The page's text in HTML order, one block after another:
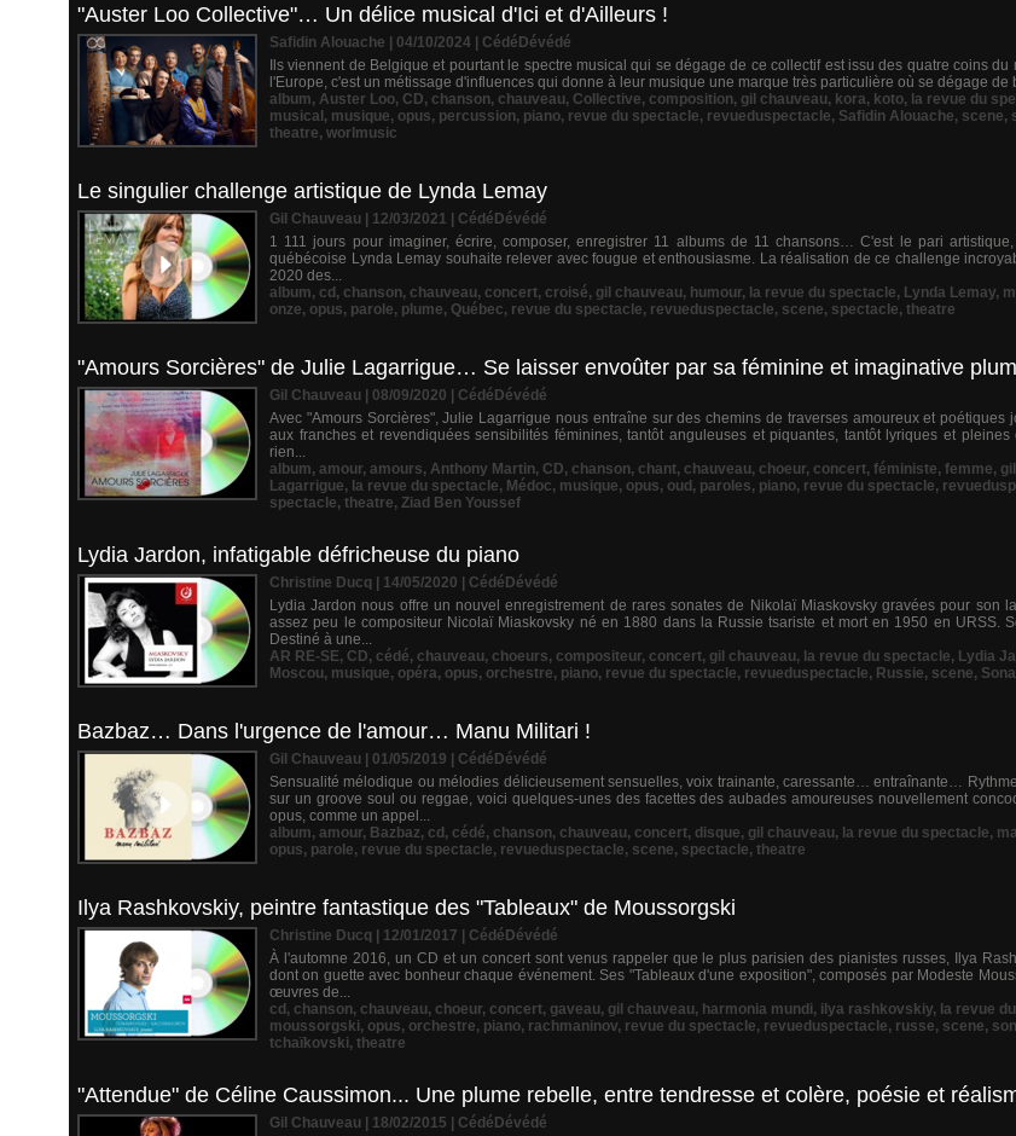
"Auster Loo Collective"… Un délice musical d'Ici et d'Ailleurs !
Safidin Alouache | 04/10/2024
CédéDévédé
Ils viennent de Belgique et pourtant le spectre musical qui se dégage de ce collectif est issu des quatre coins
l'Europe, c'est un métissage d'influences qui donne à leur musique une marque très particulière où se dégage
album, Auster Loo, CD, chanson, chauveau, Collective, composition, gil chauveau, kora, koto, la revue du
musical , musique, opus, percussion, piano, revue du spectacle, revueduspectacle, Safidin Alouache, scene,
theatre, worlmusic
Le singulier challenge artistique de Lynda Lemay
Gil Chauveau | 12/03/2021
CédéDévédé
1 111 jours pour imaginer, écrire, composer, enregistrer 11 albums de 11 chansons… C'est le pari
québécoise Lynda Lemay souhaite relever avec fougue et enthousiasme. La réalisation de ce challenge
2020 des...
album, cd , chanson, chauveau, concert, croisé, gil chauveau, humour, la revue du spectacle, Lynda Lemay,
onze, opus, parole, plume, Québec, revue du spectacle, revueduspectacle, scene, spectacle, theatre
"Amours Sorcières" de Julie Lagarrigue… Se laisser envoûter par sa féminine et imaginative
Gil Chauveau | 08/09/2020
CédéDévédé
Avec "Amours Sorcières", Julie Lagarrigue nous entraîne sur des chemins de traverses amoureux et poétiques
aux franches et revendiquées sensibilités féminines, tantôt anguleuses et piquantes, tantôt lyriques et
rien...
album, amour, amours, Anthony Martin, CD, chanson, chant, chauveau, choeur, concert, féministe, femme,
Lagarrigue, la revue du spectacle, Médoc, musique, opus, oud , paroles, piano, revue du spectacle,
spectacle, theatre, Ziad Ben Youssef
Lydia Jardon, infatigable défricheuse du piano
Christine Ducq | 14/05/2020
CédéDévédé
Lydia Jardon nous offre un nouvel enregistrement de rares sonates de Nikolaï Miaskovsky gravées pour son
assez peu le compositeur Nicolaï Miaskovsky né en 1880 dans la Russie tsariste et mort en 1950 en URSS.
Destiné à une...
AR RE-SE, CD, cédé, chauveau, choeurs, compositeur, concert, gil chauveau, la revue du spectacle, Lydia
Moscou, musique, opéra, opus, orchestre, piano, revue du spectacle, revueduspectacle, Russie, scene,
Bazbaz… Dans l'urgence de l'amour… Manu Militari !
Gil Chauveau | 01/05/2019
CédéDévédé
Sensualité mélodique ou mélodies délicieusement sensuelles, voix trainante, caressante… entraînante…
sur un groove soul ou reggae, voici quelques-unes des facettes des aubades amoureuses nouvellement
opus, comme un appel...
album, amour, Bazbaz, cd , cédé, chanson, chauveau, concert, disque, gil chauveau, la revue du spectacle,
opus, parole, revue du spectacle, revueduspectacle, scene, spectacle, theatre
Ilya Rashkovskiy, peintre fantastique des "Tableaux" de Moussorgski
Christine Ducq | 12/01/2017
CédéDévédé
À l'automne 2016, un CD et un concert sont venus rappeler que le plus parisien des pianistes russes, Ilya
dont on guette avec bonheur chaque événement. Ses "Tableaux d'une exposition", composés par Modeste
œuvres de...
cd , chanson, chauveau, choeur, concert, gaveau, gil chauveau, harmonia mundi, ilya rashkovskiy, la revue
moussorgski, opus, orchestre, piano, rachmaninov, revue du spectacle, revueduspectacle, russe, scene,
tchaïkovski, theatre
"Attendue" de Céline Caussimon... Une plume rebelle, entre tendresse et colère, poésie et
Gil Chauveau | 18/02/2015
CédéDévédé